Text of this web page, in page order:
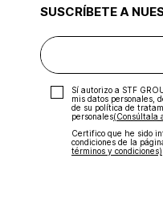
SUSCRÍBETE A
Sí autorizo a STF
mis datos personales,
de su política de
personales‎(Consúltala
Certifico que he sido
condiciones de la
términos y condiciones)